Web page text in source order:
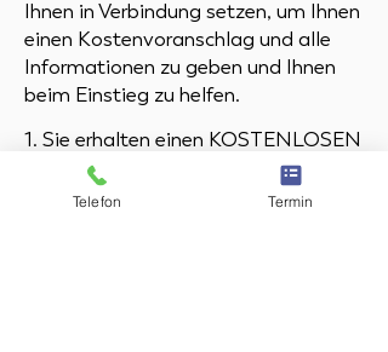
Ihnen in Verbindung setzen, um Ihnen
einen Kostenvoranschlag und alle
Informationen zu geben und Ihnen
beim Einstieg zu helfen.
1. Sie erhalten einen KOSTENLOSEN
Behandlungsplan und eine Beratung
durch unseren Arzt. Sie erhalten ein
Telefon Termin